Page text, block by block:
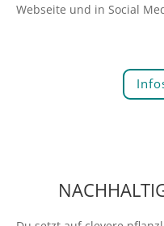
Webseite und in Social